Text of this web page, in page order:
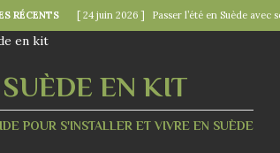
RÉCENTS [ 24 juin 2026 ] Passer l’été en Suède avec
[ 18 juin 2026 ] Midsommar — la fête
EN KIT
POUR S'INSTALLER ET VIVRE EN SUÈDE